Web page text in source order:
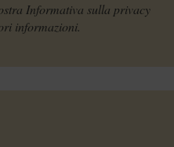
Informativa sulla privacy
informazioni.